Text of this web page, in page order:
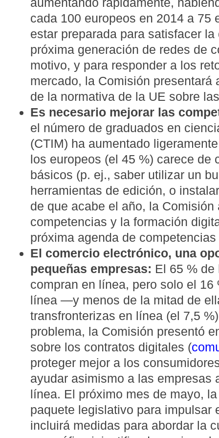
cada 100 europeos en 2014 a 75
estar preparada para satisfacer
próxima generación de redes de
motivo, y para responder a los
mercado, la Comisión
de la normativa de la UE sobre
Es necesario mejorar las
el número de graduados en
(CTIM) ha aumentado
los europeos (el 45 %) carece de
básicos (p. ej., saber utilizar un
herramientas de edición, o
de que acabe el año, la
competencias y la formación
próxima agenda de
El comercio electrónico, una
pequeñas empresas: El 65 %
compran en línea, pero solo el
línea —y menos de la mitad de
transfronterizas en línea (el 7,5
problema, la Comisión presentó
sobre los contratos digitales (
proteger mejor a los
ayudar asimismo a las empresas
línea. El próximo mes de mayo,
paquete legislativo para impulsar
incluirá medidas para abordar la